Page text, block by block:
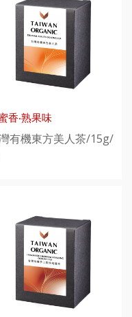
香‧熟果味
有機東方美人茶/15g/